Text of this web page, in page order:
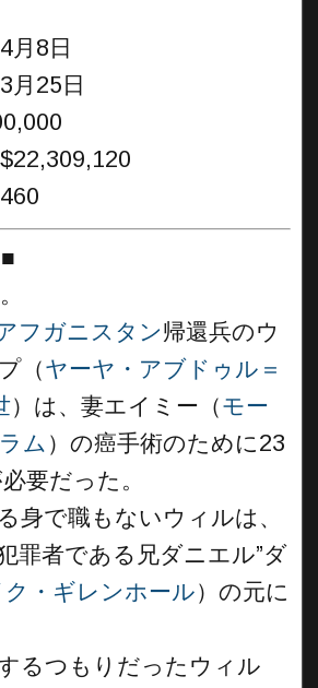
月8日
月25日
■
。
フガニスタン帰還兵のウ
（ヤーヤ・アブドゥル＝
）は、妻エイミー（モー
ム ）の癌手術のために23
要だった。
身で職もないウィルは、
罪者である兄ダニエル”ダ
ク・ギレンホール）の元に
るつもりだったウィル